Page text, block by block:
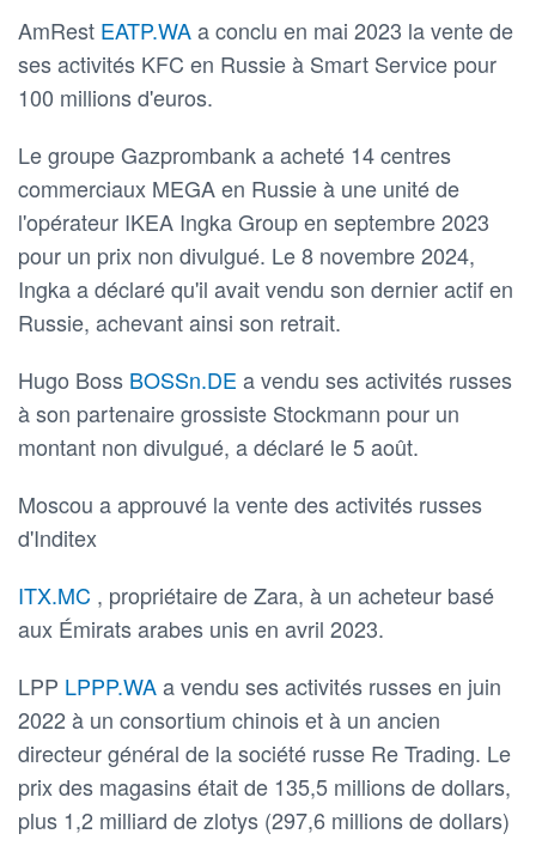
AmRest EATP.WAa conclu en mai 2023 la vente de
ses activités KFC en Russie à Smart Service pour
100 millions d'euros.
Le groupe Gazprombank a acheté 14 centres
commerciaux MEGA en Russie à une unité de
l'opérateur IKEA Ingka Group en septembre 2023
pour un prix non divulgué. Le 8 novembre 2024,
Ingka a déclaré qu'il avait vendu son dernier actif en
Russie, achevant ainsi son retrait.
Hugo Boss BOSSn.DE a vendu ses activités russes
à son partenaire grossiste Stockmann pour un
montant non divulgué, a déclaré le 5 août.
Moscou a approuvé la vente des activités russes
d'Inditex
ITX.MC , propriétaire de Zara, à un acheteur basé
aux Émirats arabes unis en avril 2023.
LPP LPPP.WAa vendu ses activités russes en juin
2022 à un consortium chinois et à un ancien
directeur général de la société russe Re Trading. Le
prix des magasins était de 135,5 millions de dollars,
plus 1,2 milliard de zlotys (297,6 millions de dollars)